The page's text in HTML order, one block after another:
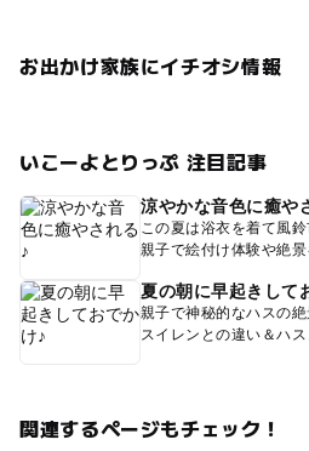
お出かけ家族にイチオシ情報
いこーよとりっぷ 注目記事
涼やかな音色に癒や
この夏は浴衣を着て風鈴
親子で絵付け体験や絶景
夏の朝に早起きして
親子で神秘的なハスの絶
スイレンとの違い＆ハ
関連するページもチェック！